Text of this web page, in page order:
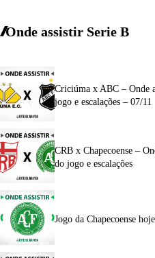
Onde assistir Serie B
Criciúma x ABC – Onde
jogo e escalações – 07/11
CRB x Chapecoense –
do jogo e escalações
Jogo da Chapecoense